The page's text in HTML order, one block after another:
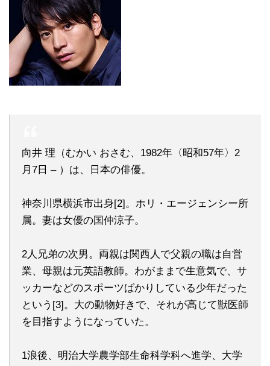
向井 理（むかい おさむ、1982年〈昭和57年〉2
月7日 – ）は、日本の俳優。
神奈川県横浜市出身[2]。ホリ・エージェンシー所
属。妻は女優の国仲涼子。
2人兄弟の次男。両親は関西人で父親の職は自営
業、母親は元英語教師。わがままで生意気で、サ
ッカーなどのスポーツばかりしている少年だった
という[3]。大の動物好きで、それが高じて獣医師
を目指すようになっていた。
1浪後、明治大学農学部生命科学科へ進学、大学